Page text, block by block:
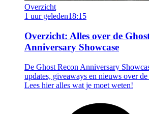
Overzicht
1 uur geleden18:15
Overzicht: Alles over de
Anniversary Showcase
De Ghost Recon Anniversary
updates, giveaways en nieuws over
Lees hier alles wat je moet weten!